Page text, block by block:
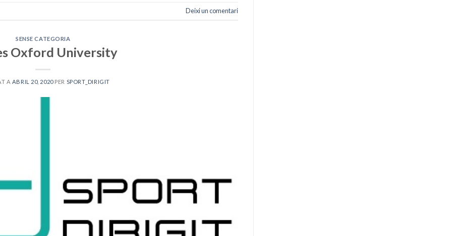
Deixi un comentari
SENSE CATEGORIA
Oxford University
A ABRIL 20, 2020PER SPORT_DIRIGIT